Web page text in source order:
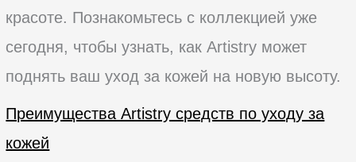
красоте. Познакомьтесь с коллекцией уже
сегодня, чтобы узнать, как Artistry может
поднять ваш уход за кожей на новую высоту.
Преимущества Artistry средств по уходу за
кожей